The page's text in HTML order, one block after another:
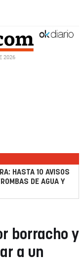
2026
HASTA 10 AVISOS
DE AGUA Y
borracho y
a un